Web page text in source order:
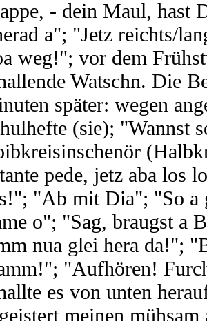
- dein Maul, hast
a"; "Jetz reichts/
weg!"; vor dem
Watschn. Die
später: wegen
(sie); "Wannst
pede, jetz aba los
"Ab mit Dia"; "So a
o"; "Sag, braugst a
nua glei hera da!";
"Aufhören!
es von unten
meinen